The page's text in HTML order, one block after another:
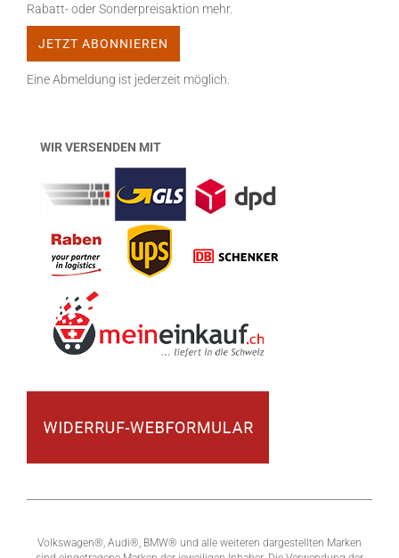
Rabatt- oder Sonderpreisaktion mehr.
Eine Abmeldung ist jederzeit möglich.
WIR VERSENDEN MIT
Volkswagen®, Audi®, BMW® und alle weiteren dargestellten Marken